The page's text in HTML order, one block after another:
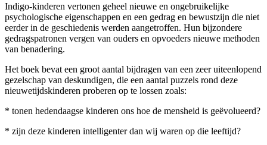
Indigo-kinderen vertonen geheel nieuwe en ongebruikelijke
psychologische eigenschappen en een gedrag en bewustzijn die niet
eerder in de geschiedenis werden aangetroffen. Hun bijzondere
gedragspatronen vergen van ouders en opvoeders nieuwe methoden
van benadering.
Het boek bevat een groot aantal bijdragen van een zeer uiteenlopend
gezelschap van deskundigen, die een aantal puzzels rond deze
nieuwetijdskinderen proberen op te lossen zoals:
* tonen hedendaagse kinderen ons hoe de mensheid is geëvolueerd?
* zijn deze kinderen intelligenter dan wij waren op die leeftijd?